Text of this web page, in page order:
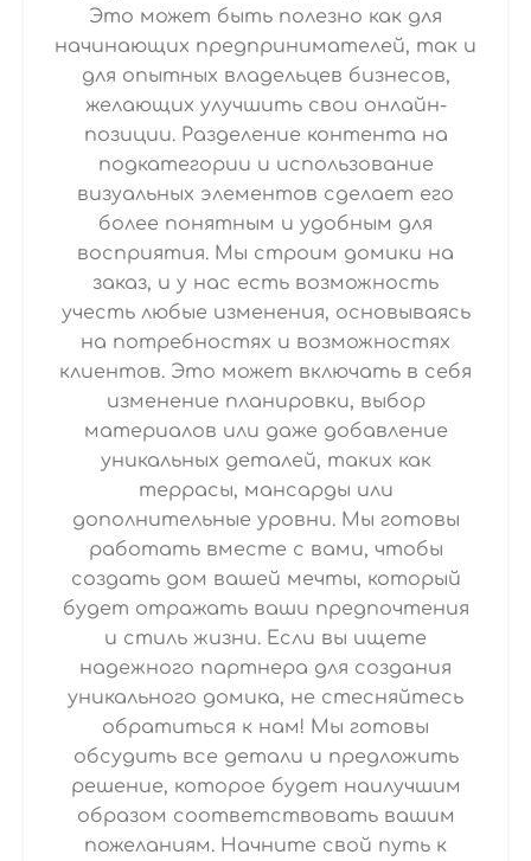
Это может быть полезно как для
начинающих предпринимателей, так и
для опытных владельцев бизнесов,
желающих улучшить свои онлайн-
позиции. Разделение контента на
подкатегории и использование
визуальных элементов сделает его
более понятным и удобным для
восприятия. Мы строим домики на
заказ, и у нас есть возможность
учесть любые изменения, основываясь
на потребностях и возможностях
клиентов. Это может включать в себя
изменение планировки, выбор
материалов или даже добавление
уникальных деталей, таких как
террасы, мансарды или
дополнительные уровни. Мы готовы
работать вместе с вами, чтобы
создать дом вашей мечты, который
будет отражать ваши предпочтения
и стиль жизни. Если вы ищете
надежного партнера для создания
уникального домика, не стесняйтесь
обратиться к нам! Мы готовы
обсудить все детали и предложить
решение, которое будет наилучшим
образом соответствовать вашим
пожеланиям. Начните свой путь к